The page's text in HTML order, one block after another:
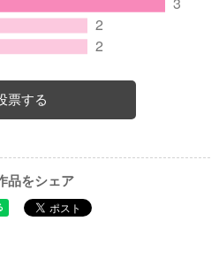
票する
品をシェア